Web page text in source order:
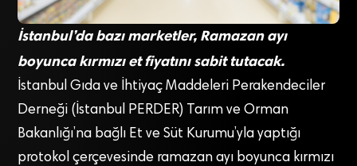
İstanbul’da bazı marketler, Ramazan ayı
boyunca kırmızı et fiyatını sabit tutacak.
İstanbul Gıda ve İhtiyaç Maddeleri Perakendeciler
Derneği (İstanbul PERDER) Tarım ve Orman
Bakanlığı’na bağlı Et ve Süt Kurumu’yla yaptığı
protokol çerçevesinde ramazan ayı boyunca kırmızı